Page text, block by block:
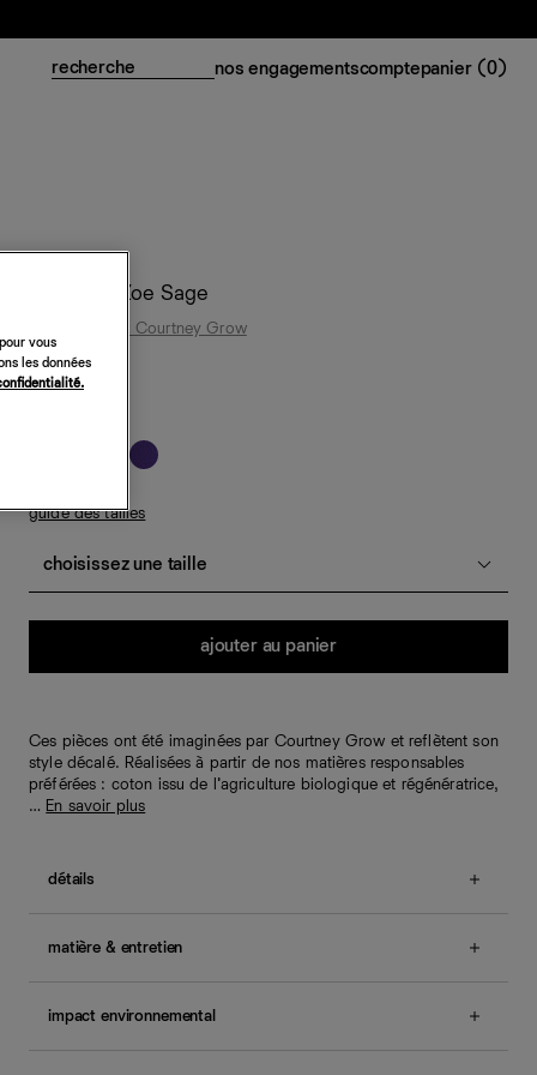
nos engagementscomptepanier (0)
Sandales Zoe Sage
Reformation x Courtney Grow
198 €
guide des tailles
choisissez une taille
ajouter au panier
Ces pièces ont été imaginées par Courtney Grow et reflètent son
style décalé. Réalisées à partir de nos matières responsables
préférées : coton issu de l’agriculture biologique et régénératrice,
… En savoir plus
détails
matière & entretien
Dégraissage.
impact environnemental
vous
les données